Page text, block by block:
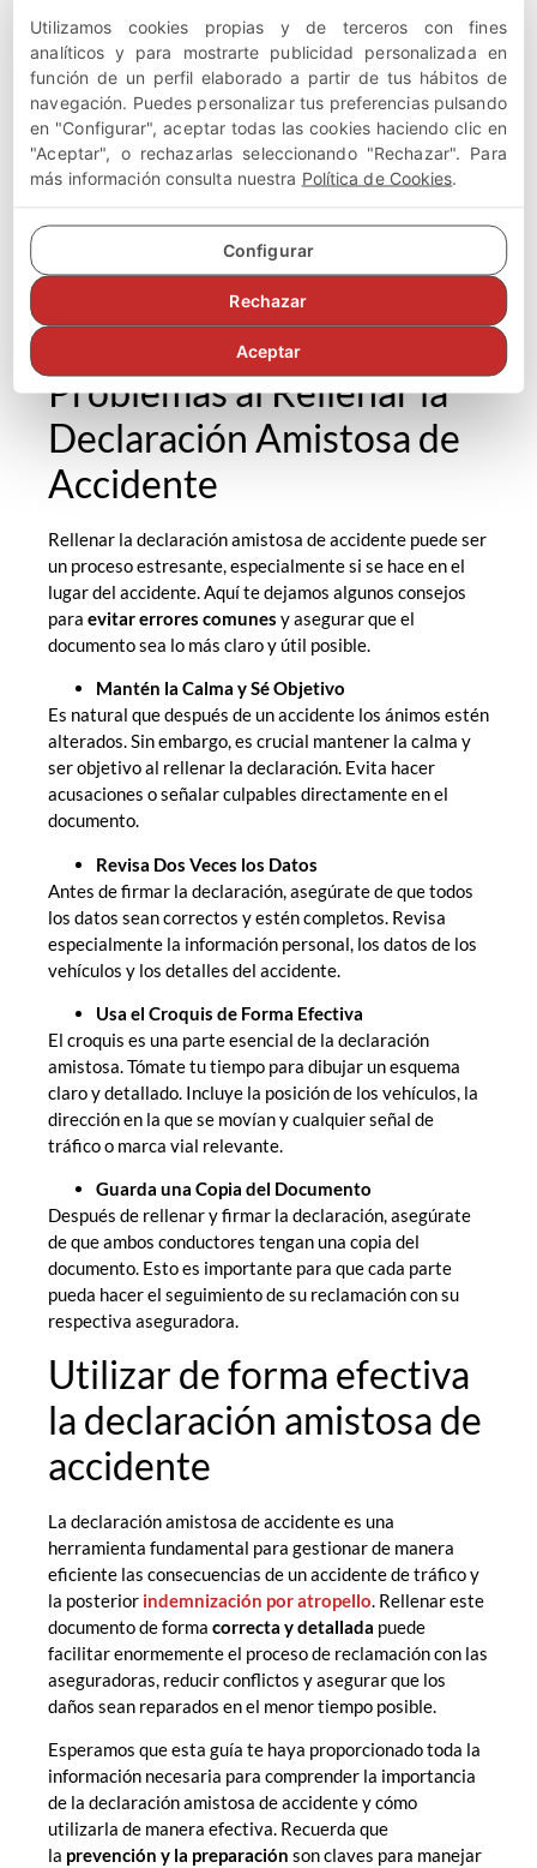
policial será el documento principal para las
reclamaciones.
Accidente con Vehículos No Asegurados
En caso de que uno de los vehículos involucrados no
tenga seguro, la situación se complica. Es esencial
documentar todos los detalles del accidente y obtener
fotografías y testimonios de testigos. La declaración
amistosa sigue siendo útil, pero será necesario recurrir
a otros mecanismos legales para resolver el caso.
Consejos para Evitar
Problemas al Rellenar la
Declaración Amistosa de
Accidente
Rellenar la declaración amistosa de accidente puede ser
un proceso estresante, especialmente si se hace en el
lugar del accidente. Aquí te dejamos algunos consejos
para evitar errores comunes y asegurar que el
documento sea lo más claro y útil posible.
Mantén la Calma y Sé Objetivo
Es natural que después de un accidente los ánimos estén
alterados. Sin embargo, es crucial mantener la calma y
ser objetivo al rellenar la declaración. Evita hacer
acusaciones o señalar culpables directamente en el
documento.
Revisa Dos Veces los Datos
Antes de firmar la declaración, asegúrate de que todos
los datos sean correctos y estén completos. Revisa
especialmente la información personal, los datos de los
vehículos y los detalles del accidente.
Usa el Croquis de Forma Efectiva
El croquis es una parte esencial de la declaración
amistosa. Tómate tu tiempo para dibujar un esquema
claro y detallado. Incluye la posición de los vehículos, la
dirección en la que se movían y cualquier señal de
tráfico o marca vial relevante.
Guarda una Copia del Documento
Después de rellenar y firmar la declaración, asegúrate
de que ambos conductores tengan una copia del
documento. Esto es importante para que cada parte
pueda hacer el seguimiento de su reclamación con su
respectiva aseguradora.
Utilizar de forma efectiva
la declaración amistosa de
accidente
La declaración amistosa de accidente es una
herramienta fundamental para gestionar de manera
eficiente las consecuencias de un accidente de tráfico y
la posterior indemnización por atropello. Rellenar este
documento de forma correcta y detallada puede
facilitar enormemente el proceso de reclamación con las
aseguradoras, reducir conflictos y asegurar que los
daños sean reparados en el menor tiempo posible.
Esperamos que esta guía te haya proporcionado toda la
información necesaria para comprender la importancia
de la declaración amistosa de accidente y cómo
utilizarla de manera efectiva. Recuerda que
la prevención y la preparación son claves para manejar
Utilizamos cookies propias y de terceros con fines
analíticos y para mostrarte publicidad personalizada en
función de un perfil elaborado a partir de tus hábitos de
navegación. Puedes personalizar tus preferencias pulsando
en "Configurar", aceptar todas las cookies haciendo clic en
"Aceptar", o rechazarlas seleccionando "Rechazar". Para
más información consulta nuestra Política de Cookies
Configurar
Rechazar
Aceptar